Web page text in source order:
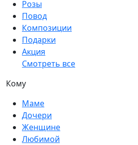
Розы
Повод
Композиции
Подарки
Акция
Смотреть все
Кому
Маме
Дочери
Женщине
Любимой